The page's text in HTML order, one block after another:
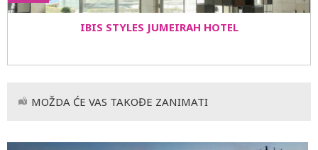
IBIS STYLES JUMEIRAH HOTEL
MOŽDA ĆE VAS TAKOĐE ZANIMATI